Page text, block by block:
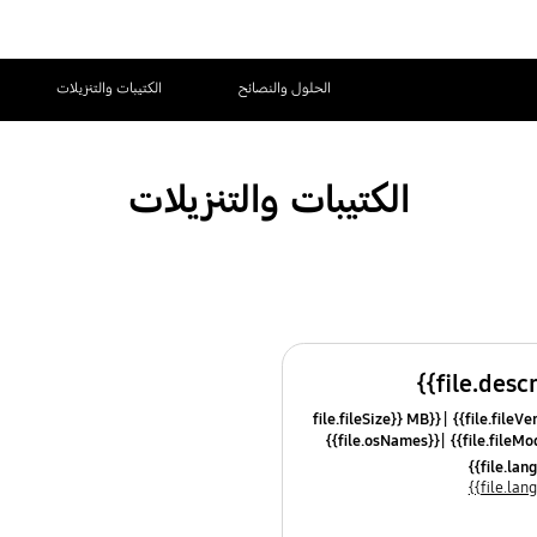
الحلول والنصائح الكتيبات والتنزيلات
الكتيبات والتنزيلات
{{file.fileSize}} MB
{{file.osNames}}